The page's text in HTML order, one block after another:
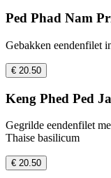
Ped Phad Nam
Gebakken eendenfilet
€ 20.50
Keng Phed Ped
Gegrilde eendenfilet
Thaise basilicum
€ 20.50